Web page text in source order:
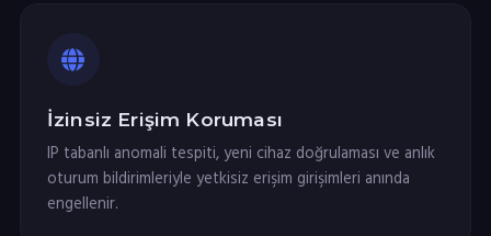
İzinsiz Erişim Koruması
IP tabanlı anomali tespiti, yeni cihaz doğrulaması ve anlık
oturum bildirimleriyle yetkisiz erişim girişimleri anında
engellenir.